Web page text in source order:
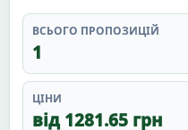
ВСЬОГО ПРОПОЗИЦІЙ
1
ЦІНИ
від 1281.65 грн